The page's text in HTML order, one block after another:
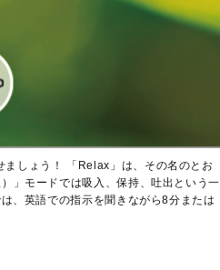
しょう！ 「Relax」は、その名のとお
」モードでは吸入、保持、吐出という一
、英語での指示を聞きながら8分または